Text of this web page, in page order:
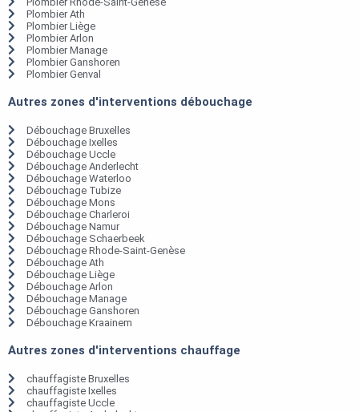
Plombier Ath
Plombier Liège
Plombier Arlon
Plombier Manage
Plombier Ganshoren
Plombier Genval
Autres zones d'interventions débouchage
Débouchage Bruxelles
Débouchage Ixelles
Débouchage Uccle
Débouchage Anderlecht
Débouchage Waterloo
Débouchage Tubize
Débouchage Mons
Débouchage Charleroi
Débouchage Namur
Débouchage Schaerbeek
Débouchage Rhode-Saint-Genèse
Débouchage Ath
Débouchage Liège
Débouchage Arlon
Débouchage Manage
Débouchage Ganshoren
Débouchage Kraainem
Autres zones d'interventions chauffage
chauffagiste Bruxelles
chauffagiste Ixelles
chauffagiste Uccle